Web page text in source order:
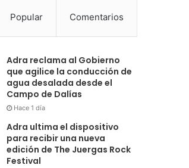
Popular Comentarios
Adra reclama al Gobierno
que agilice la conducción de
agua desalada desde el
Campo de Dalías
Hace 1 día
Adra ultima el dispositivo
para recibir una nueva
edición de The Juergas Rock
Festival